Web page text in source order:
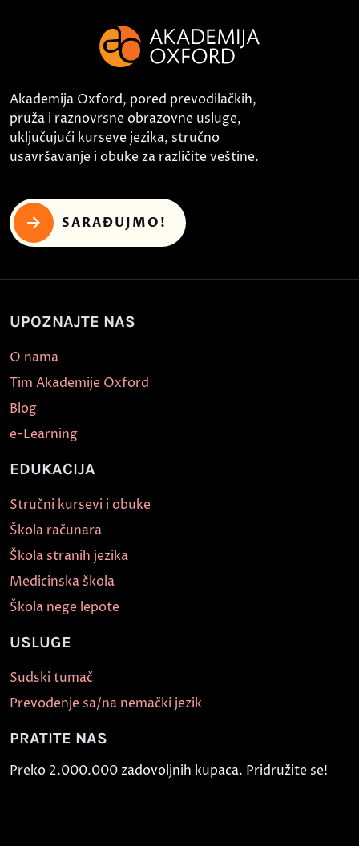
Akademija Oxford, pored prevodilačkih,
pruža i raznovrsne obrazovne usluge,
uključujući kurseve jezika, stručno
usavršavanje i obuke za različite veštine.
SARAĐUJMO!
UPOZNAJTE NAS
O nama
Tim Akademije Oxford
Blog
e-Learning
EDUKACIJA
Stručni kursevi i obuke
Škola računara
Škola stranih jezika
Medicinska škola
Škola nege lepote
USLUGE
Sudski tumač
Prevođenje sa/na nemački jezik
PRATITE NAS
Preko 2.000.000 zadovoljnih kupaca. Pridružite se!